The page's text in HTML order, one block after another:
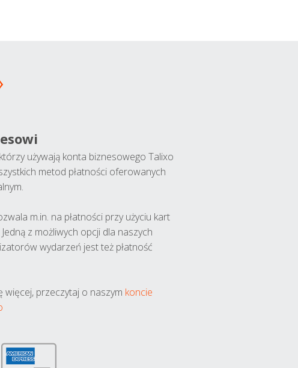
używają konta biznesowego Talixo
metod płatności oferowanych
m.in. na płatności przy użyciu kart
z możliwych opcji dla naszych
wydarzeń jest też płatność
więcej, przeczytaj o naszym koncie